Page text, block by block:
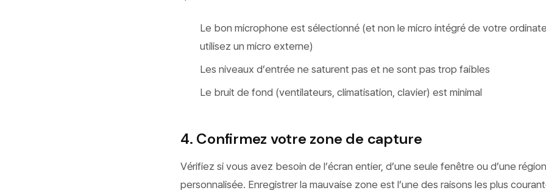
Le bon microphone est sélectionné (et non le micro intégré de votre
utilisez un micro externe)
Les niveaux d’entrée ne saturent pas et ne sont pas trop faibles
Le bruit de fond (ventilateurs, climatisation, clavier) est minimal
4. Confirmez votre zone de capture
Vérifiez si vous avez besoin de l’écran entier, d’une seule fenêtre ou d’une région
personnalisée. Enregistrer la mauvaise zone est l’une des raisons les plus